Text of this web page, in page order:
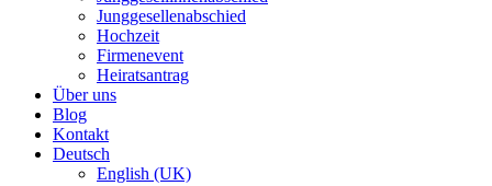
Junggesellenabschied
Hochzeit
Firmenevent
Heiratsantrag
Über uns
Blog
Kontakt
Deutsch
English (UK)